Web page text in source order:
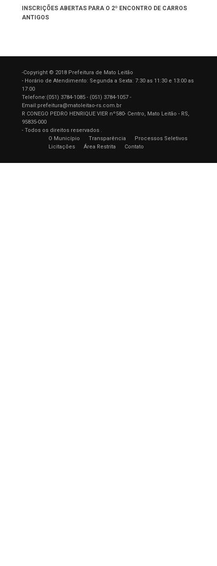
INSCRIÇÕES ABERTAS PARA O 2º ENCONTRO DE CARROS
ANTIGOS
-Copyright © 2018 Prefeitura de Mato Leitão
- Horário de Atendimento: Segunda a Sexta: 7:30 as 11:30 e 13:00 as
17:00
Telefone:(051) 3784-1085 - (051) 3784-1057 -
Email:prefeitura@matoleitao-rs.com.br
R CONEGO PEDRO HENRIQUE VIER nº580- Centro, Mato Leitão - RS,
95835-000
- Todos os direitos reservados .
O Município
Transparência
Processos Seletivos
Licitações
Área Restrita Contato